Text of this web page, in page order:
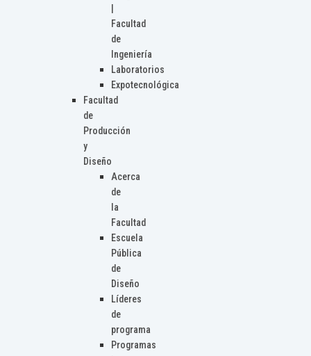
Facultad
de
Ingeniería
Laboratorios
Expotecnológica
Facultad
de
Producción
y
Diseño
Acerca
de
la
Facultad
Escuela
Pública
de
Diseño
Líderes
de
programa
Programas